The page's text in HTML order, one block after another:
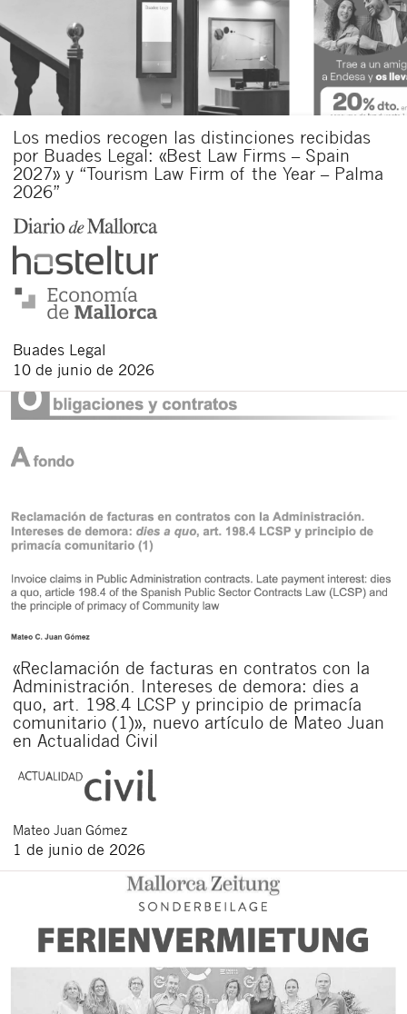
Los medios recogen las distinciones recibidas
por Buades Legal: «Best Law Firms – Spain
2027» y “Tourism Law Firm of the Year – Palma
2026”
Buades Legal
10 de junio de 2026
«Reclamación de facturas en contratos con la
Administración. Intereses de demora: dies a
quo, art. 198.4 LCSP y principio de primacía
comunitario (1)», nuevo artículo de Mateo Juan
en Actualidad Civil
Mateo Juan Gómez
1 de junio de 2026